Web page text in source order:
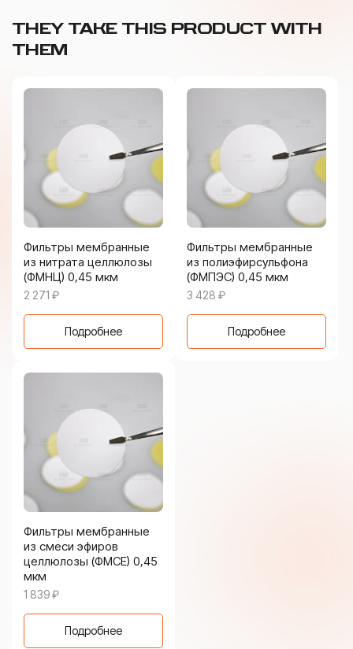
THEY TAKE THIS PRODUCT WITH
THEM
Фильтры мембранные
из нитрата целлюлозы
(ФМНЦ) 0,45 мкм
2 271 ₽
Подробнее
Фильтры мембранные
из полиэфирсульфона
(ФМПЭС) 0,45 мкм
3 428 ₽
Подробнее
Фильтры мембранные
из смеси эфиров
целлюлозы (ФМСЕ) 0,45
мкм
1 839₽
Подробнее